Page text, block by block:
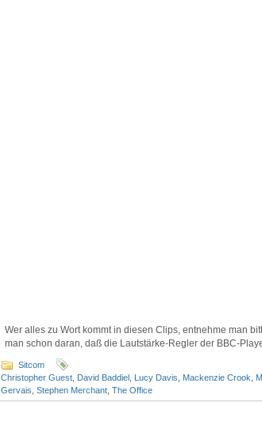
Wer alles zu Wort kommt in diesen Clips, entnehme man
man schon daran, daß die Lautstärke-Regler der BBC-
Sitcom
Christopher Guest David Baddiel Lucy Davis Mackenzie Crook
Gervais Stephen Merchant The Office